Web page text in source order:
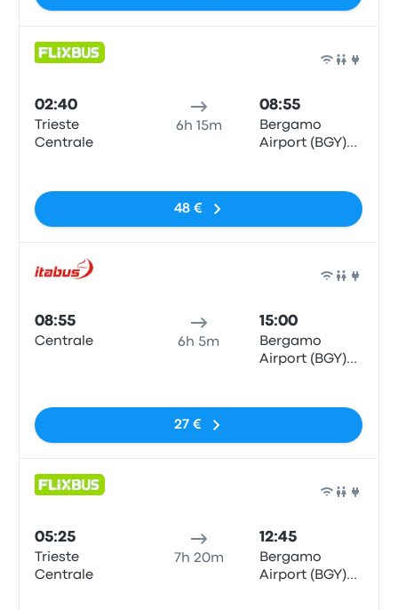
02:40
Trieste
Centrale
6h 15m
08:55
Bergamo
Airport (BGY)
48 €
08:55
Centrale 6h 5m
15:00
Bergamo
Airport (BGY)
27 €
05:25
Trieste
Centrale
7h 20m
12:45
Bergamo
Airport (BGY)